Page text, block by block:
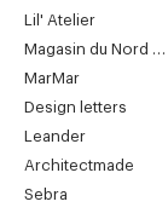
Lil' Atelier
MarMar
Design letters
Leander
Architectmade
Sebra